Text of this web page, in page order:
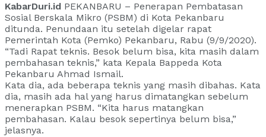
KabarDuri.id PEKANBARU – Penerapan Pembatasan
Sosial Berskala Mikro (PSBM) di Kota Pekanbaru
ditunda. Penundaan itu setelah digelar rapat
Pemerintah Kota (Pemko) Pekanbaru, Rabu (9/9/2020).
“Tadi Rapat teknis. Besok belum bisa, kita masih dalam
pembahasan teknis,” kata Kepala Bappeda Kota
Pekanbaru Ahmad Ismail.
Kata dia, ada beberapa teknis yang masih dibahas. Kata
dia, masih ada hal yang harus dimatangkan sebelum
menerapkan PSBM. “Kita harus matangkan
pembahasan. Kalau besok sepertinya belum bisa,”
jelasnya.